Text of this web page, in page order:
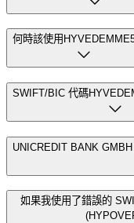
何時該使用
SWIFT/BIC 代碼
UNICREDIT BANK
如果我使用了錯誤的